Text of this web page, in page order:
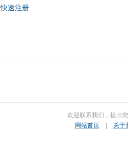
快速注册
欢迎联系我们，提出
网站首页| 关于